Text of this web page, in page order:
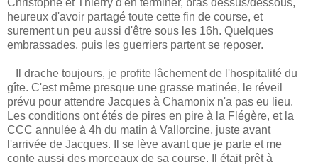
heureux d'avoir partagé toute cette fin de course, et
surement un peu aussi d'être sous les 16h. Quelques
embrassades, puis les guerriers partent se reposer.
Il drache toujours, je profite lâchement de l'hospitalité du
gîte. C'est même presque une grasse matinée, le réveil
prévu pour attendre Jacques à Chamonix n'a pas eu lieu.
Les conditions ont étés de pires en pire à la Flégère, et la
CCC annulée à 4h du matin à Vallorcine, juste avant
l'arrivée de Jacques. Il se lève avant que je parte et me
conte aussi des morceaux de sa course. Il était prêt à